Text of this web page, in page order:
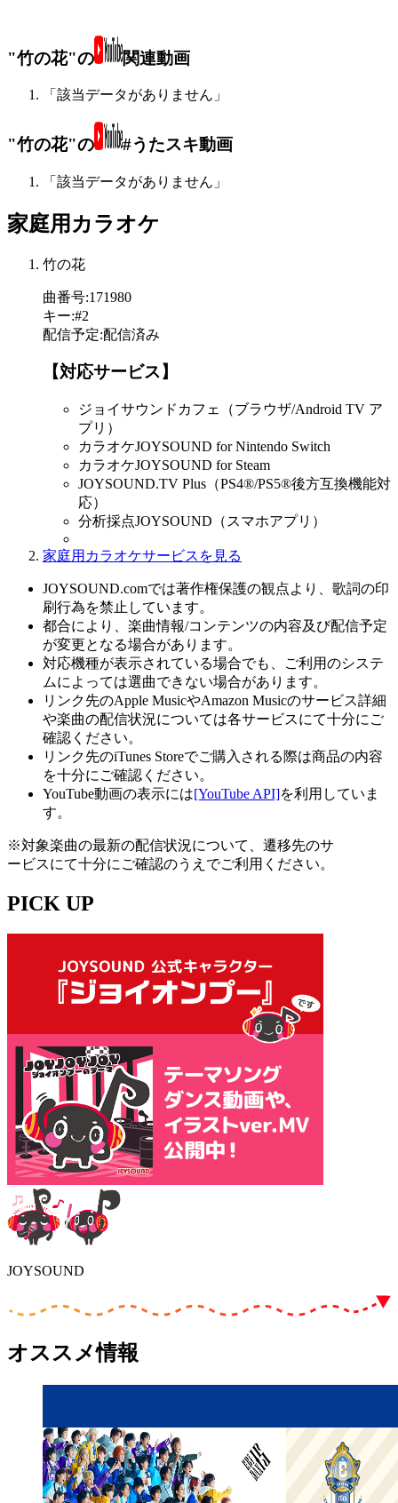
"竹の花"の 関連動画
「該当データがありません」
"竹の花"の #うたスキ動画
「該当データがありません」
家庭用カラオケ
竹の花
曲番号:171980
キー:#2
配信予定:配信済み
【対応サービス】
ジョイサウンドカフェ（ブラウザ/Android TV ア
プリ）
カラオケJOYSOUND for Nintendo Switch
カラオケJOYSOUND for Steam
JOYSOUND.TV Plus（PS4®/PS5®後方互換機能対
応）
分析採点JOYSOUND（スマホアプリ）
家庭用カラオケサービスを見る
JOYSOUND.comでは著作権保護の観点より、歌詞の印
刷行為を禁止しています。
都合により、楽曲情報/コンテンツの内容及び配信予定
が変更となる場合があります。
対応機種が表示されている場合でも、ご利用のシステ
ムによっては選曲できない場合があります。
リンク先のApple MusicやAmazon Musicのサービス詳細
や楽曲の配信状況については各サービスにて十分にご
確認ください。
リンク先のiTunes Storeでご購入される際は商品の内容
を十分にご確認ください。
YouTube動画の表示には[YouTube API]を利用していま
す。
※対象楽曲の最新の配信状況について、遷移先のサ
ービスにて十分にご確認のうえでご利用ください。
PICK UP
JOYSOUND
オススメ情報